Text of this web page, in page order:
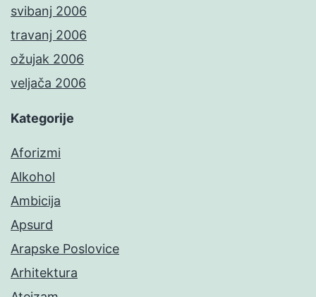
svibanj 2006
travanj 2006
ožujak 2006
veljača 2006
Kategorije
Aforizmi
Alkohol
Ambicija
Apsurd
Arapske Poslovice
Arhitektura